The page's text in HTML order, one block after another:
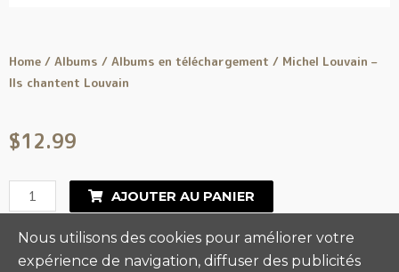
Home / Albums / Albums en téléchargement / Michel Louvain –
Ils chantent Louvain
$12.99
AJOUTER AU PANIER
Nous utilisons des cookies pour améliorer votre
expérience de navigation, diffuser des publicités